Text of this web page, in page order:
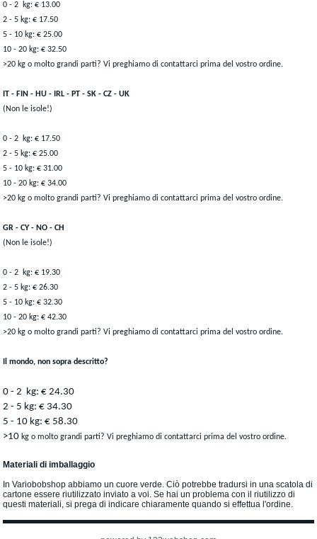
0 - 2 kg: € 13.00
2 - 5 kg: € 17.50
5 - 10 kg: € 25.00
10 - 20 kg: € 32.50
>20 kg o molto grandi parti? Vi preghiamo di contattarci prima del vostro ordine.
IT - FIN - HU - IRL - PT - SK - CZ -UK
(Non le isole!)
0 - 2 kg: € 17.50
2 - 5 kg: € 25.00
5 - 10 kg: € 31.00
10 - 20 kg: € 34.00
>20 kg o molto grandi parti? Vi preghiamo di contattarci prima del vostro ordine.
GR - CY - NO - CH
(Non le isole!)
0 - 2 kg: € 19.30
2 - 5 kg: € 26.30
5 - 10 kg: € 32.30
10 - 20 kg: € 42.30
>20 kg o molto grandi parti? Vi preghiamo di contattarci prima del vostro ordine.
Il mondo, non sopra descritto?
0 - 2 kg: € 24.30
2 - 5 kg: € 34.30
5 - 10 kg: € 58.30
>10kg o molto grandi parti? Vi preghiamo di contattarci prima del vostro ordine.
Materiali di imballaggio
In Variobobshop abbiamo un cuore verde. Ciò potrebbe tradursi in una scatola di
cartone essere riutilizzato inviato a voi. Se hai un problema con il riutilizzo di
questi materiali, si prega di indicare chiaramente quando si effettua l'ordine.